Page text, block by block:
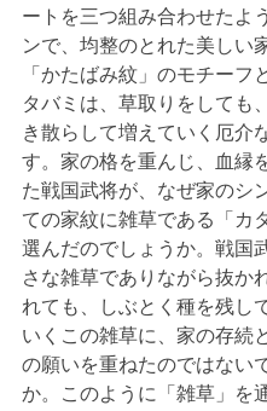
ートを三つ組み合わせたよ
ンで、均整のとれた美しい
「かたばみ紋」のモチーフ
タバミは、草取りをしても
き散らして増えていく厄介
す。家の格を重んじ、血縁
た戦国武将が、なぜ家のシ
ての家紋に雑草である「カ
選んだのでしょうか。戦国
さな雑草でありながら抜か
れても、しぶとく種を残し
いくこの雑草に、家の存続
の願いを重ねたのではない
か。このように「雑草」を